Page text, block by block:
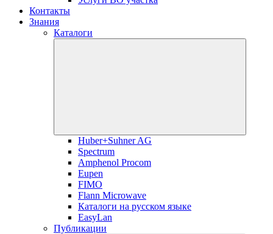
Контакты
Знания
Каталоги
Huber+Suhner AG
Spectrum
Amphenol Procom
Eupen
FIMO
Flann Microwave
Каталоги на русском языке
EasyLan
Публикации